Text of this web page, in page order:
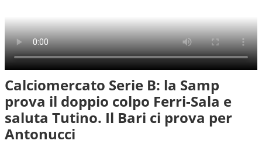
Calciomercato Serie B: la Samp
prova il doppio colpo Ferri-Sala e
saluta Tutino. Il Bari ci prova per
Antonucci